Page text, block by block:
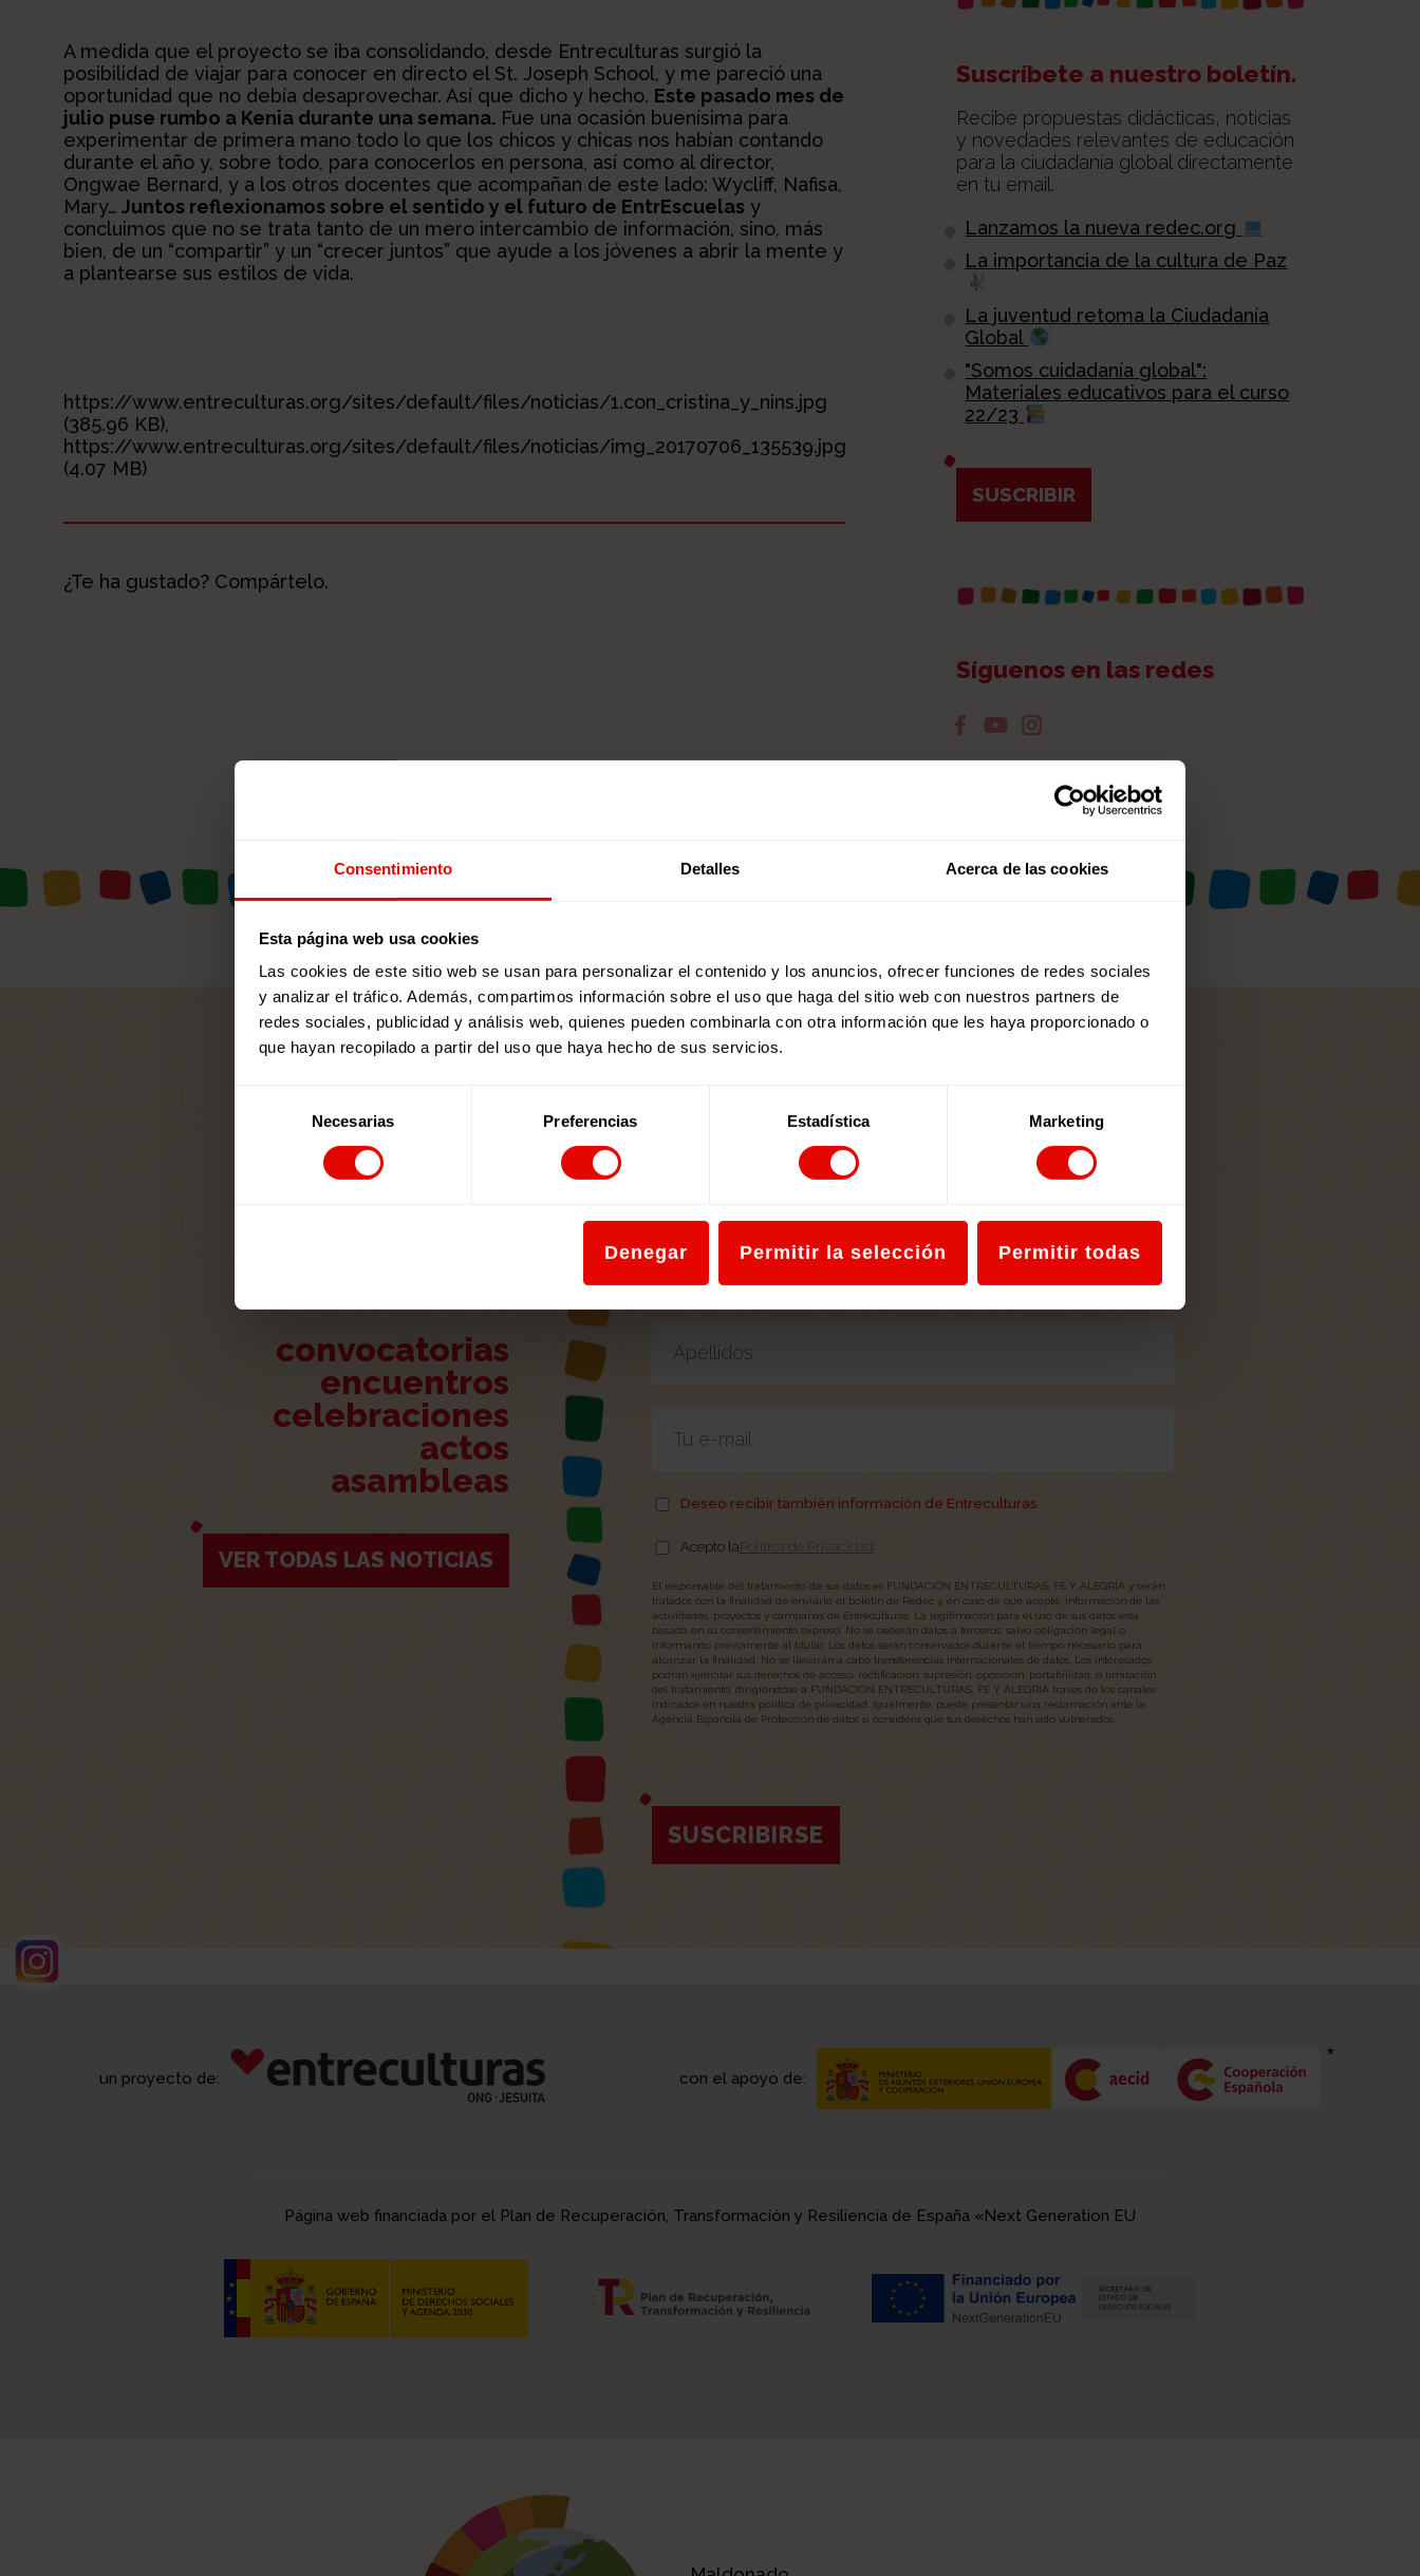
Consentimiento Detalles Acerca de las cookies
Esta página web usa cookies
Las cookies de este sitio web se usan para personalizar el contenido y los anuncios, ofrecer funciones de redes sociales
y analizar el tráfico. Además, compartimos información sobre el uso que haga del sitio web con nuestros partners de
redes sociales, publicidad y análisis web, quienes pueden combinarla con otra información que les haya proporcionado o
que hayan recopilado a partir del uso que haya hecho de sus servicios.
consentimiento
Necesarias Preferencias Estadística Marketing
Denegar Permitir la selección Permitir todas
A medida que el proyecto se iba consolidando, desde Entreculturas surgió la
posibilidad de viajar para conocer en directo el St. Joseph School, y me pareció una
oportunidad que no debía desaprovechar. Así que dicho y hecho. Este pasado mes de
julio puse rumbo a Kenia durante una semana. Fue una ocasión buenísima para
experimentar de primera mano todo lo que los chicos y chicas nos habían contando
durante el año y, sobre todo, para conocerlos en persona, así como al director,
Ongwae Bernard, y a los otros docentes que acompañan de este lado: Wycliff, Nafisa,
Mary… Juntos reflexionamos sobre el sentido y el futuro de EntrEscuelas y
concluimos que no se trata tanto de un mero intercambio de información, sino, más
bien, de un “compartir” y un “crecer juntos” que ayude a los jóvenes a abrir la mente y
a plantearse sus estilos de vida.
https://www.entreculturas.org/sites/default/files/noticias/1.con_cristina_y_nins.jpg
(385.96 KB),
https://www.entreculturas.org/sites/default/files/noticias/img_20170706_135539.jpg
(4.07 MB)
¿Te ha gustado? Compártelo.
Suscríbete a nuestro boletín.
Recibe propuestas didácticas, noticias
y novedades relevantes de educación
para la ciudadanía global directamente
en tu email.
Lanzamos la nueva redec.org
La importancia de la cultura de Paz
La juventud retoma la Ciudadanía
Global
"Somos cuidadanía global":
Materiales educativos para el curso
22/23
SUSCRIBIR
Síguenos en las redes
convocatorias
encuentros
celebraciones
actos
asambleas
VER TODAS LAS NOTICIAS
Suscríbete a nuestro boletín
Forma parte de la comunidad educativa en torno a
Por favor, deja este campo vacío.
Deseo recibir también información de Entreculturas
Acepto laPolítica de Privacidad
El responsable del tratamiento de sus datos es FUNDACIÓN ENTRECULTURAS, FE Y ALEGRÍA y serán
tratados con la finalidad de enviarle el boletín de Redec y, en caso de que acepte, información de las
actividades, proyectos y campañas de Entreculturas. La legitimación para el uso de sus datos está
basada en su consentimiento expreso. No se cederán datos a terceros, salvo obligación legal o
informando previamente al titular. Los datos serán conservados durante el tiempo necesario para
alcanzar la finalidad. No se llevarán a cabo transferencias internacionales de datos. Los interesados
podrán ejercitar sus derechos de acceso, rectificación, supresión, oposición, portabilidad, o limitación
del tratamiento, dirigiéndose a FUNDACIÓN ENTRECULTURAS, FE Y ALEGRÍA través de los canales
indicados en nuestra política de privacidad. Igualmente, puede presentar una reclamación ante la
Agencia Española de Protección de datos si considera que sus derechos han sido vulnerados.
SUSCRIBIRSE
un proyecto de: con el apoyo de:
Página web financiada por el Plan de Recuperación, Transformación y Resiliencia de España «Next Generation EU